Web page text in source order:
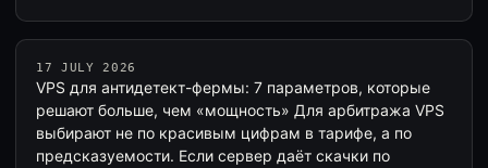
17 JULY 2026
VPS для антидетект-фермы: 7 параметров, которые
решают больше, чем «мощность» Для арбитража VPS
выбирают не по красивым цифрам в тарифе, а по
предсказуемости. Если сервер даёт скачки по